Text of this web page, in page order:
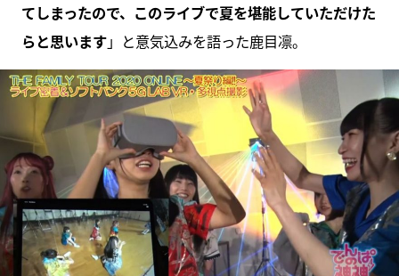
てしまったので、このライブで夏を堪能していただけた
らと思います」と意気込みを語った鹿目凛。